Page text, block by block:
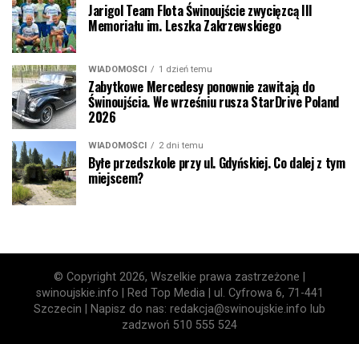
Jarigol Team Flota Świnoujście zwycięzcą III
Memoriału im. Leszka Zakrzewskiego
WIADOMOŚCI 1 dzień temu
Zabytkowe Mercedesy ponownie zawitają do
Świnoujścia. We wrześniu rusza StarDrive Poland
2026
WIADOMOŚCI 2 dni temu
Byłe przedszkole przy ul. Gdyńskiej. Co dalej z tym
miejscem?
© Copyright 2026, Wszelkie prawa zastrzeżone |
swinoujskie.info | Red Top Media | ul. Cyfrowa 6, 71-441
Szczecin | Napisz do nas: redakcja@swinoujskie.info lub
zadzwoń 510 555 524